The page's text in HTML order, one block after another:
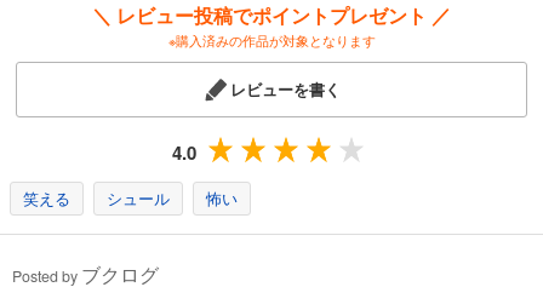
＼ レビュー投稿でポイントプレゼント ／
※購入済みの作品が対象となります
レビューを書く
4.0
笑える シュール 怖い
Posted by ブクログ